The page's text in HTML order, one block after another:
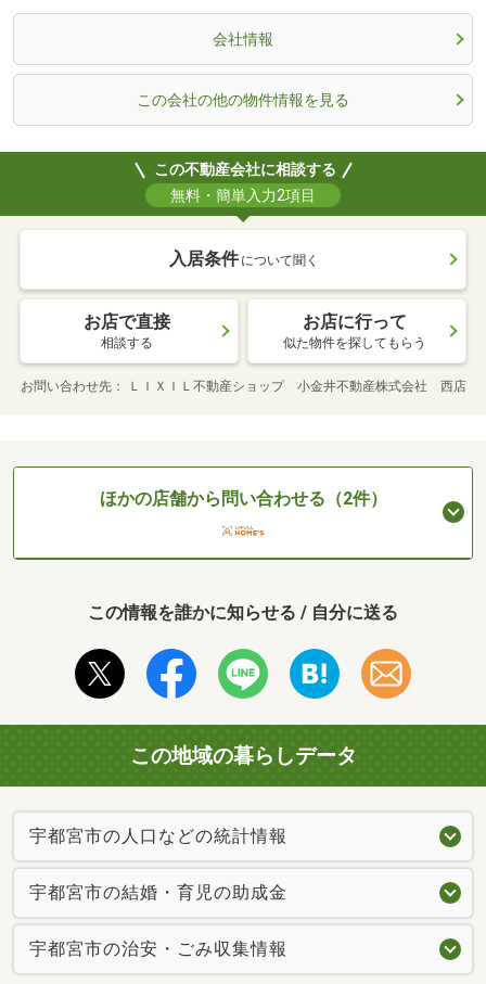
会社情報
この会社の他の物件情報を見る
この不動産会社に相談する
無料・簡単入力2項目
入居条件 について聞く
お店で直接
相談する
お店に行って
似た物件を探してもらう
お問い合わせ先 ＬＩＸＩＬ不動産ショップ 小金井不動産株式会社 西店
ほかの店舗から問い合わせる（2件）
この情報を誰かに知らせる / 自分に送る
この地域の暮らしデータ
宇都宮市の人口などの統計情報
宇都宮市の結婚・育児の助成金
宇都宮市の治安・ごみ収集情報